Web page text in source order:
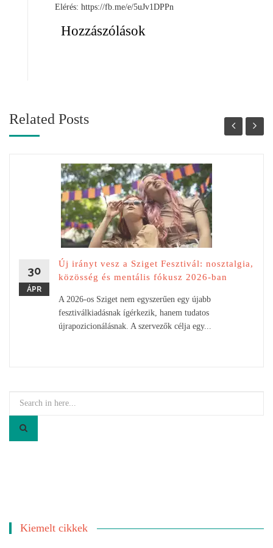
Elérés: https://fb.me/e/5uJv1DPPn
Hozzászólások
Related Posts
30
ÁPR
Új irányt vesz a Sziget Fesztivál: nosztalgia,
közösség és mentális fókusz 2026-ban
A 2026-os Sziget nem egyszerűen egy újabb
fesztiválkiadásnak ígérkezik, hanem tudatos
újrapozicionálásnak. A szervezők célja egy...
Kiemelt cikkek